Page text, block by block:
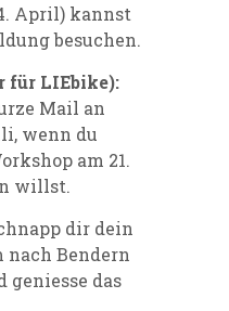
April) kannst
besuchen.
für LIEbike):
Mail an
wenn du
am 21.
willst.
dir dein
nach Bendern
geniesse das